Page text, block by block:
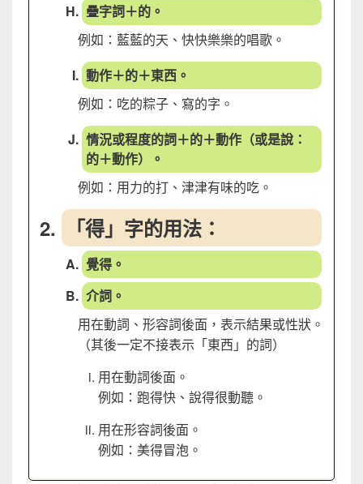
疊字詞＋的。
例如：藍藍的天、快快樂樂的唱歌。
動作＋的＋東西。
例如：吃的粽子、寫的字。
情況或程度的詞＋的＋動作（或是說：
的＋動作）。
例如：用力的打、津津有味的吃。
「得」字的用法：
覺得。
介詞。
用在動詞、形容詞後面，表示結果或性狀。
（其後一定不接表示「東西」的詞）
用在動詞後面。
例如：跑得快、說得很動聽。
用在形容詞後面。
例如：美得冒泡。